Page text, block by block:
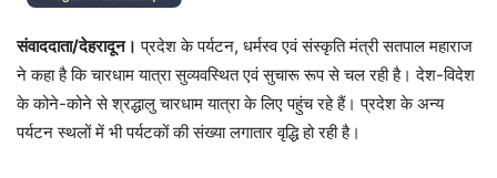
संवाददाता/देहरादून। प्रदेश के पर्यटन, धर्मस्व एवं संस्कृति मंत्री सतपाल महाराज
ने कहा है कि चारधाम यात्रा सुव्यवस्थित एवं सुचारू रूप से चल रही है। देश-विदेश
के कोने-कोने से श्रद्धालु चारधाम यात्रा के लिए पहुंच रहे हैं। प्रदेश के अन्य
पर्यटन स्थलों में भी पर्यटकों की संख्या लगातार वृद्धि हो रही है।